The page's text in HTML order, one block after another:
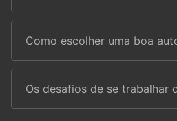
Como escolher uma boa
Os desafios de se trabalhar